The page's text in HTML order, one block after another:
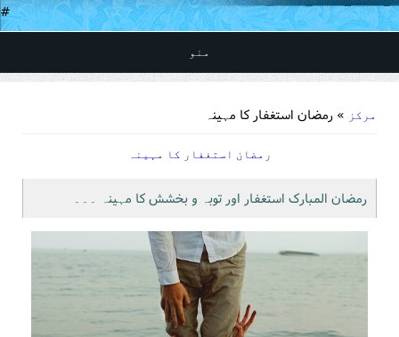
#
منو
مرکز » رمضان استغفار کا مہینہ
رمضان استغفار کا مہینہ
رمضان المبارک استغفار اور توبہ و بخشش کا مہینہ ۔۔۔